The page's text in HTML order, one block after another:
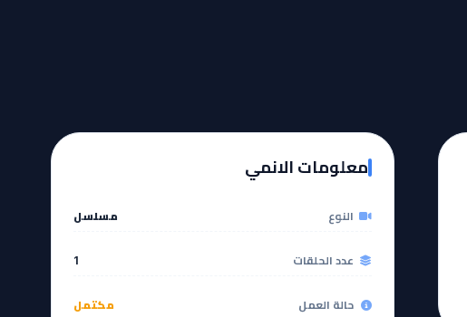
معلومات الانمي
النوع مسلسل
عدد الحلقات 1
حالة العمل مكتمل